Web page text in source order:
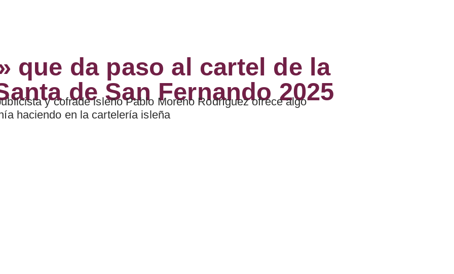
que da paso al cartel de la
de San Fernando 2025
y cofrade isleño Pablo Moreno Rodríguez ofrece algo
haciendo en la cartelería isleña